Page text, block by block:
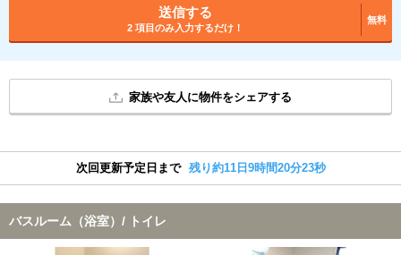
送信する
2 項目のみ入力するだけ！
無料
家族や友人に物件をシェアする
次回更新予定日まで 残り約11日9時間20分22秒
バスルーム（浴室）/ トイレ